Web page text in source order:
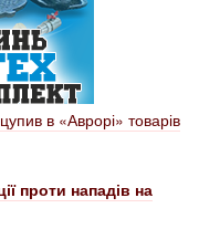
в «Аврорі» товарів
проти нападів на